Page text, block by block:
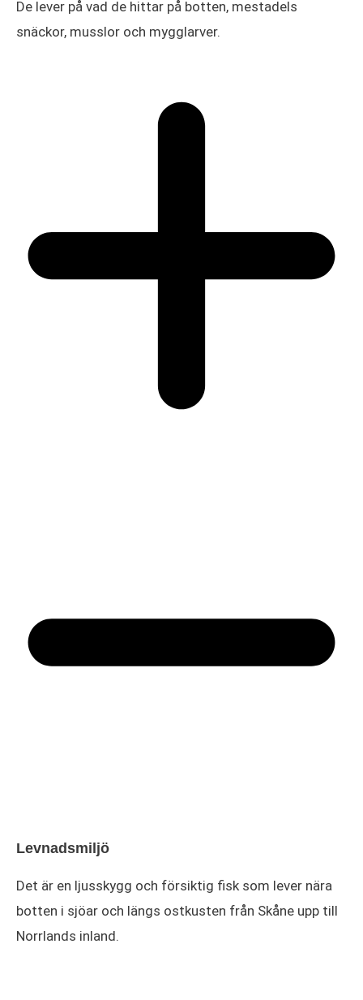
De lever på vad de hittar på botten, mestadels
snäckor, musslor och mygglarver.
Levnadsmiljö
Det är en ljusskygg och försiktig fisk som lever nära
botten i sjöar och längs ostkusten från Skåne upp till
Norrlands inland.